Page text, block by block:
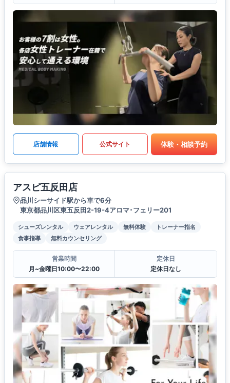
店舗情報 公式サイト 体験・相談予約
アスピ五反田店
品川シーサイド駅から車で6分
東京都品川区東五反田2-19-4アロマ･フェリー201
シューズレンタル ウェアレンタル 無料体験
トレーナー指名
食事指導
無料カウンセリング
営業時間
月~金曜日10:00〜22:00
定休日
定休日なし